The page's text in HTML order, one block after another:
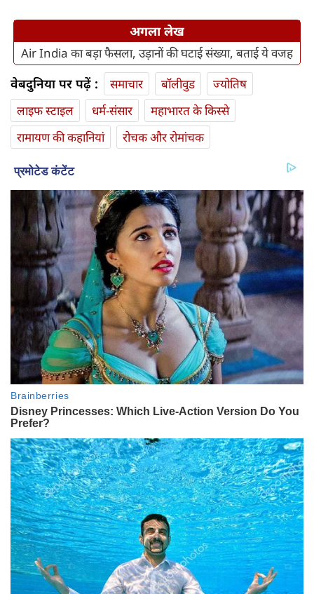
अगला लेख
Air India का बड़ा फैसला, उड़ानों की घटाई संख्या, बताई ये वजह
वेबदुनिया पर पढ़ें : समाचार बॉलीवुड
ज्योतिष
लाइफ स्‍टाइल
धर्म-संसार
महाभारत के किस्से
रामायण की कहानियां
रोचक और रोमांचक